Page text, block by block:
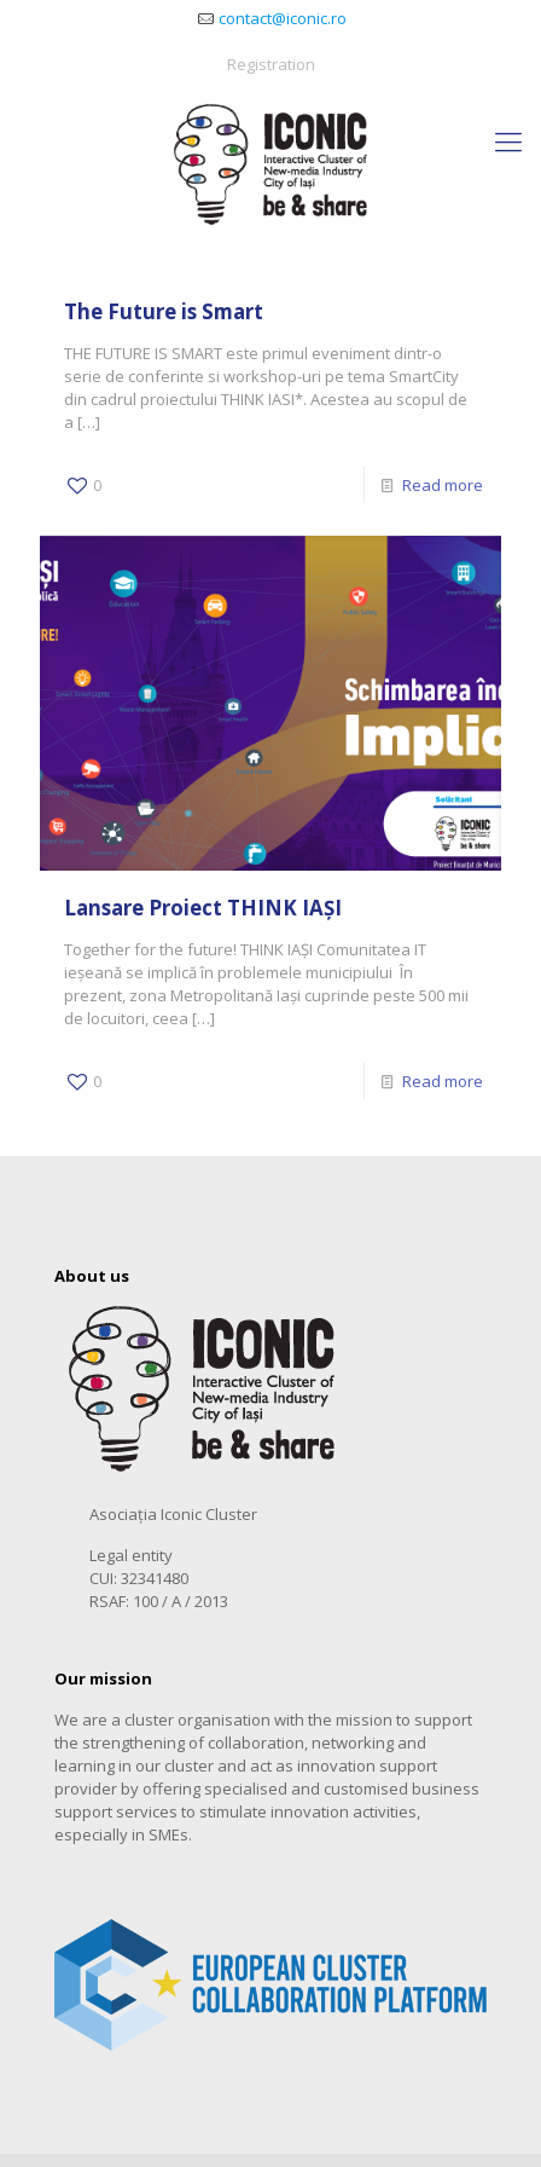
contact@iconic.ro
Registration
The Future is Smart
THE FUTURE IS SMART este primul eveniment dintr-o
serie de conferinte si workshop-uri pe tema SmartCity
din cadrul proiectului THINK IASI*. Acestea au scopul de
a […]
0 Read more
Lansare Proiect THINK IAȘI
Together for the future! THINK IAȘI Comunitatea IT
ieșeană se implică în problemele municipiului În
prezent, zona Metropolitană Iași cuprinde peste 500 mii
de locuitori, ceea […]
0 Read more
About us
Asociația Iconic Cluster
Legal entity
CUI: 32341480
RSAF: 100 / A / 2013
Our mission
We are a cluster organisation with the mission to support
the strengthening of collaboration, networking and
learning in our cluster and act as innovation support
provider by offering specialised and customised business
support services to stimulate innovation activities,
especially in SMEs.